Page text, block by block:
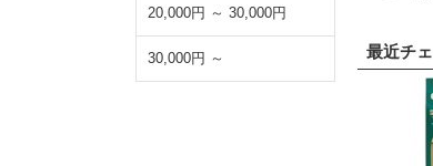
20,000円 ～ 30,000円
30,000円 ～ 最近チ